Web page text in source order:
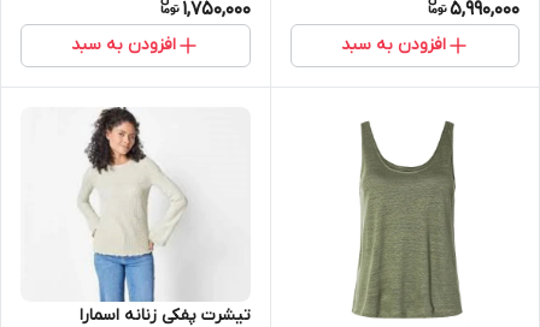
5,990,000
افزودن به سبد
1,750,000
افزودن به سبد
تیشرت پفکی زنانه اسمارا